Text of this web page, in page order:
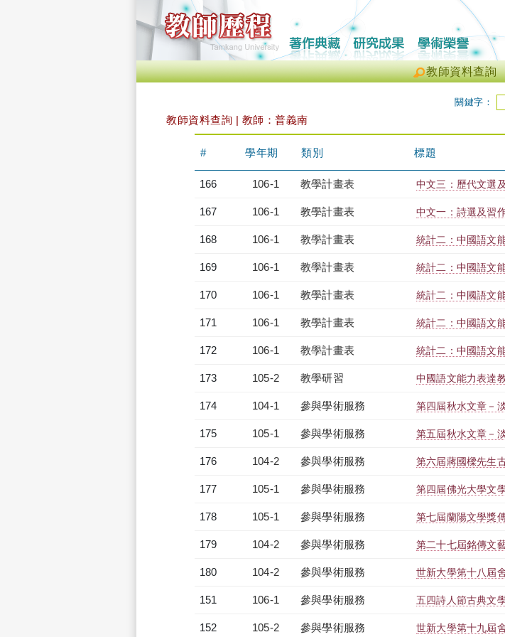
教師資料查詢
關鍵字：
教師資料查詢 | 教師：普義南
# 學年期 類別 標題
166 106-1 教學計畫表 中文三：歷代文選
167 106-1 教學計畫表 中文一：詩選及習
168 106-1 教學計畫表 統計二：中國語文
169 106-1 教學計畫表 統計二：中國語文
170 106-1 教學計畫表 統計二：中國語文
171 106-1 教學計畫表 統計二：中國語文
172 106-1 教學計畫表 統計二：中國語文
173 105-2 教學研習 中國語文能力表達
174 104-1 參與學術服務 第四屆秋水文章－
175 105-1 參與學術服務 第五屆秋水文章－
176 104-2 參與學術服務 第六屆蔣國樑先生
177 105-1 參與學術服務 第四屆佛光大學文
178 105-1 參與學術服務 第七屆蘭陽文學獎
179 104-2 參與學術服務 第二十七屆銘傳文
180 104-2 參與學術服務 世新大學第十八屆
151 106-1 參與學術服務 五四詩人節古典文
152 105-2 參與學術服務 世新大學第十九屆